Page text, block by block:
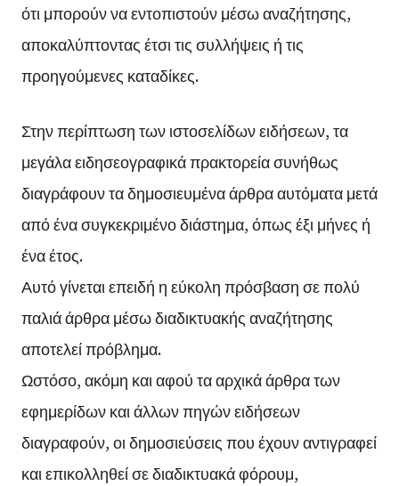
ότι μπορούν να εντοπιστούν μέσω αναζήτησης,
αποκαλύπτοντας έτσι τις συλλήψεις ή τις
προηγούμενες καταδίκες.
Στην περίπτωση των ιστοσελίδων ειδήσεων, τα
μεγάλα ειδησεογραφικά πρακτορεία συνήθως
διαγράφουν τα δημοσιευμένα άρθρα αυτόματα μετά
από ένα συγκεκριμένο διάστημα, όπως έξι μήνες ή
ένα έτος.
Αυτό γίνεται επειδή η εύκολη πρόσβαση σε πολύ
παλιά άρθρα μέσω διαδικτυακής αναζήτησης
αποτελεί πρόβλημα.
Ωστόσο, ακόμη και αφού τα αρχικά άρθρα των
εφημερίδων και άλλων πηγών ειδήσεων
διαγραφούν, οι δημοσιεύσεις που έχουν αντιγραφεί
και επικολληθεί σε διαδικτυακά φόρουμ,